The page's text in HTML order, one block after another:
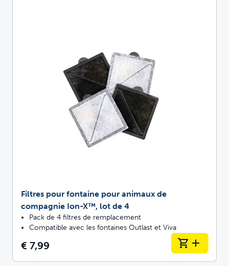
Filtres pour fontaine pour animaux de
compagnie Ion-X™, lot de 4
Pack de 4 filtres de remplacement
Compatible avec les fontaines Outlast et Viva
€ 7,99